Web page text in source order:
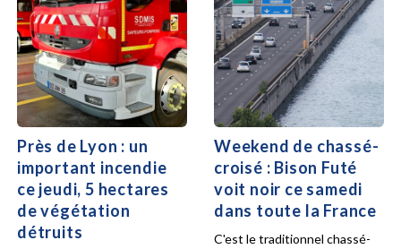
Près de Lyon : un
important incendie
ce jeudi, 5 hectares
de végétation
détruits
Weekend de chassé-
croisé : Bison Futé
voit noir ce samedi
dans toute la France
C'est le traditionnel chassé-